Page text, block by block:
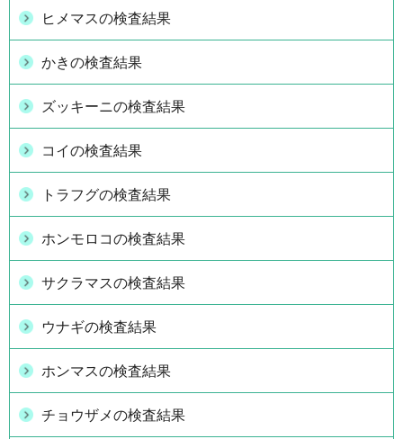
ヒメマスの検査結果
かきの検査結果
ズッキーニの検査結果
コイの検査結果
トラフグの検査結果
ホンモロコの検査結果
サクラマスの検査結果
ウナギの検査結果
ホンマスの検査結果
チョウザメの検査結果